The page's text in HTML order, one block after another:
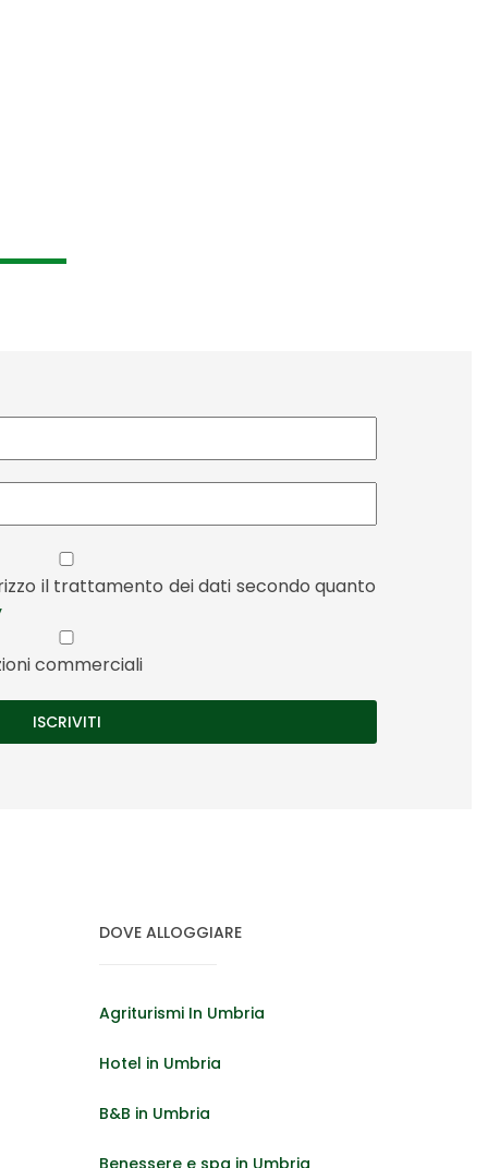
il trattamento dei dati secondo quanto
commerciali
DOVE ALLOGGIARE
Agriturismi In Umbria
Hotel in Umbria
B&B in Umbria
Benessere e spa in Umbria